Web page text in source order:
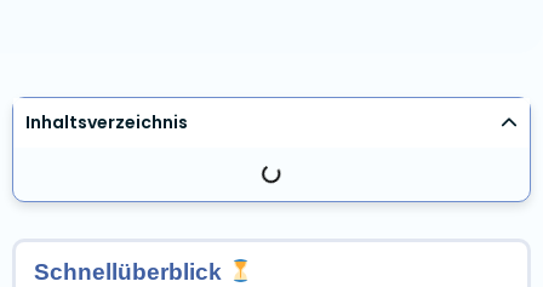
Schnellüberblick
Inhaltsverzeichnis